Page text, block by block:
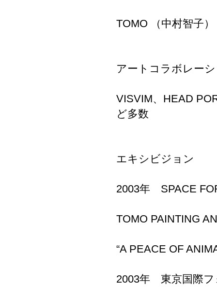
TOMO （中村智子）
アートコラボレー
VISVIM、HEAD
ど多数
エキシビジョン
2003年 SPACE
TOMO PAINTING
“A PEACE OF
2003年 東京国際